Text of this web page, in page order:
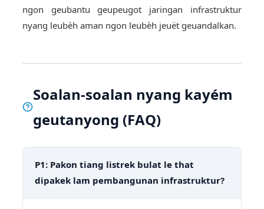
ngon geubantu geupeugot jaringan infrastruktur
nyang leubèh aman ngon leubèh jeuët geuandalkan.
Soalan-soalan nyang kayém
geutanyong (FAQ)
P1: Pakon tiang listrek bulat le that
dipakek lam pembangunan infrastruktur?